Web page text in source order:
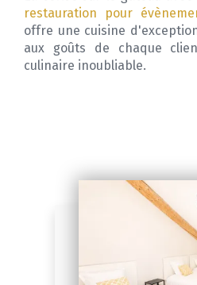
restauration pour
offre une cuisine
aux goûts de chaque
culinaire inoubliable.